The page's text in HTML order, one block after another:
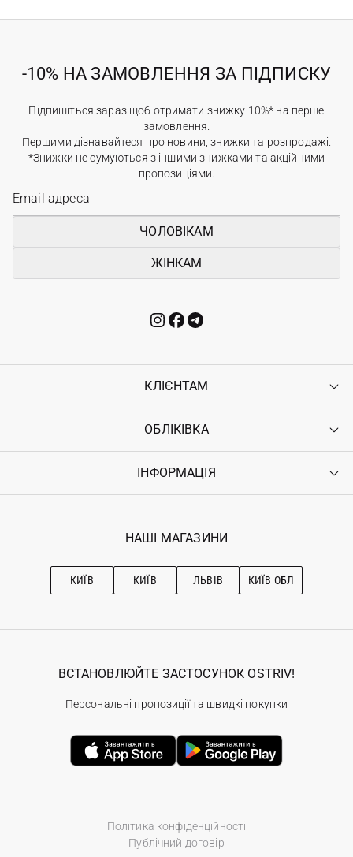
-10% НА ЗАМОВЛЕННЯ ЗА ПІДПИСКУ
Підпишіться зараз щоб отримати знижку 10%* на перше
замовлення.
Першими дізнавайтеся про новини, знижки та розпродажі.
*Знижки не сумуються з іншими знижками та акційними
пропозиціями.
ЧОЛОВІКАМ
ЖІНКАМ
КЛІЄНТАМ
Контакти
Повернення
Гарантія
ОБЛІКІВКА
Увійти
Ostriv Club+
ІНФОРМАЦІЯ
Наші магазини
Рекомендації з догляду
НАШІ МАГАЗИНИ
КИЇВ КИЇВ ЛЬВІВ КИЇВ ОБЛ
Політика конфіденційності
Публічний договір
ВСТАНОВЛЮЙТЕ ЗАСТОСУНОК OSTRIV!
Персональні пропозиції та швидкі покупки